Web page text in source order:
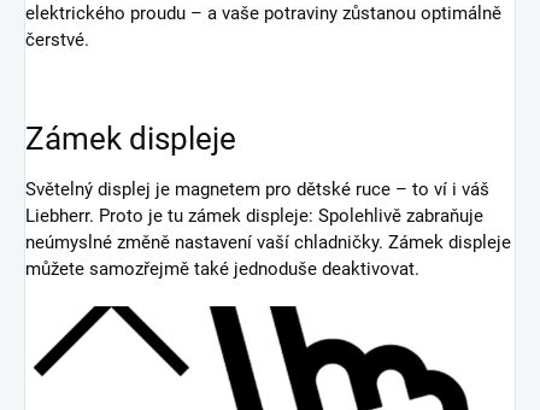
elektrického proudu – a vaše potraviny zůstanou optimálně
čerstvé.
Zámek displeje
Světelný displej je magnetem pro dětské ruce – to ví i váš
Liebherr. Proto je tu zámek displeje: Spolehlivě zabraňuje
neúmyslné změně nastavení vaší chladničky. Zámek displeje
můžete samozřejmě také jednoduše deaktivovat.